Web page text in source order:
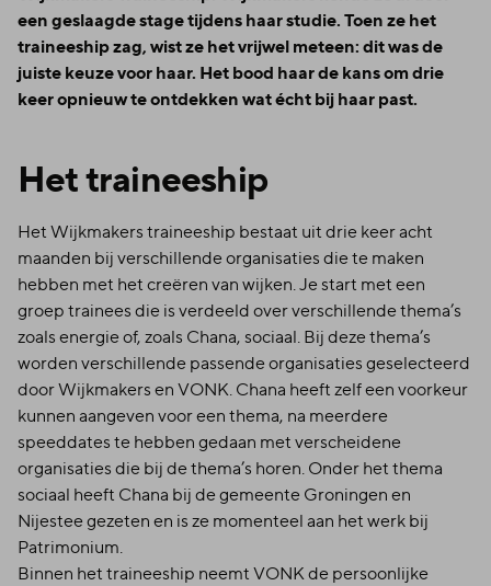
een geslaagde stage tijdens haar studie. Toen ze het
traineeship zag, wist ze het vrijwel meteen: dit was de
juiste keuze voor haar. Het bood haar de kans om drie
keer opnieuw te ontdekken wat écht bij haar past.
Het traineeship
Het Wijkmakers traineeship bestaat uit drie keer acht
maanden bij verschillende organisaties die te maken
hebben met het creëren van wijken. Je start met een
groep trainees die is verdeeld over verschillende thema’s
zoals energie of, zoals Chana, sociaal. Bij deze thema’s
worden verschillende passende organisaties geselecteerd
door Wijkmakers en VONK. Chana heeft zelf een voorkeur
kunnen aangeven voor een thema, na meerdere
speeddates te hebben gedaan met verscheidene
organisaties die bij de thema’s horen. Onder het thema
sociaal heeft Chana bij de gemeente Groningen en
Nijestee gezeten en is ze momenteel aan het werk bij
Patrimonium.
Binnen het traineeship neemt VONK de persoonlijke